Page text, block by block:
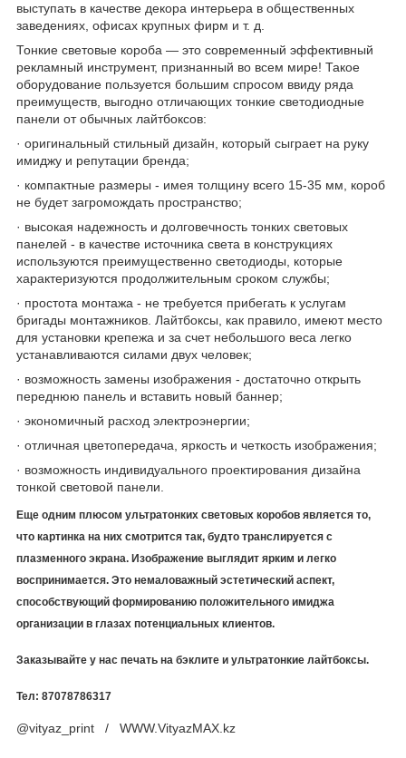
выступать в качестве декора интерьера в общественных
заведениях, офисах крупных фирм и т. д.
Тонкие световые короба — это современный эффективный
рекламный инструмент, признанный во всем мире! Такое
оборудование пользуется большим спросом ввиду ряда
преимуществ, выгодно отличающих тонкие светодиодные
панели от обычных лайтбоксов:
· оригинальный стильный дизайн, который сыграет на руку
имиджу и репутации бренда;
· компактные размеры - имея толщину всего 15-35 мм, короб
не будет загромождать пространство;
· высокая надежность и долговечность тонких световых
панелей - в качестве источника света в конструкциях
используются преимущественно светодиоды, которые
характеризуются продолжительным сроком службы;
· простота монтажа - не требуется прибегать к услугам
бригады монтажников. Лайтбоксы, как правило, имеют место
для установки крепежа и за счет небольшого веса легко
устанавливаются силами двух человек;
· возможность замены изображения - достаточно открыть
переднюю панель и вставить новый баннер;
· экономичный расход электроэнергии;
· отличная цветопередача, яркость и четкость изображения;
· возможность индивидуального проектирования дизайна
тонкой световой панели.
Еще одним плюсом ультратонких световых коробов является то,
что картинка на них смотрится так, будто транслируется с
плазменного экрана. Изображение выглядит ярким и легко
воспринимается. Это немаловажный эстетический аспект,
способствующий формированию положительного имиджа
организации в глазах потенциальных клиентов.
Заказывайте у нас печать на бэклите и ультратонкие лайтбоксы.
Тел: 87078786317
@vityaz_print / WWW.VityazMAX.kz